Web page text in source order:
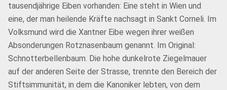
tausendjährige Eiben vorhanden: Eine steht in Wien und
eine, der man heilende Kräfte nachsagt in Sankt Corneli. Im
Volksmund wird die Xantner Eibe wegen ihrer weißen
Absonderungen Rotznasenbaum genannt. Im Original:
Schnotterbellenbaum. Die hohe dunkelrote Ziegelmauer
auf der anderen Seite der Strasse, trennte den Bereich der
Stiftsimmunität, in dem die Kanoniker lebten, von dem